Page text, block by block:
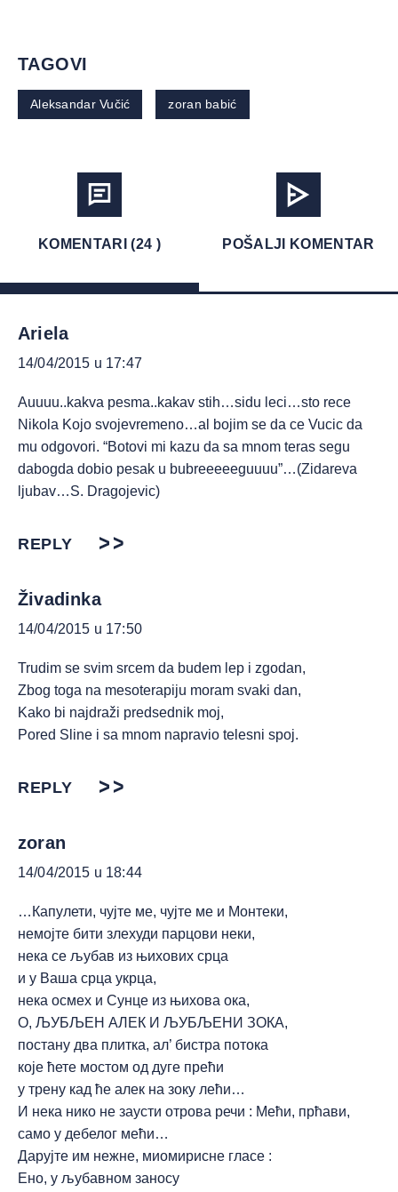
TAGOVI
Aleksandar Vučić zoran babić
KOMENTARI (24 ) POŠALJI KOMENTAR
Ariela
14/04/2015 u 17:47
Auuuu..kakva pesma..kakav stih…sidu leci…sto rece
Nikola Kojo svojevremeno…al bojim se da ce Vucic da
mu odgovori. “Botovi mi kazu da sa mnom teras segu
dabogda dobio pesak u bubreeeeeguuuu”…(Zidareva
ljubav…S. Dragojevic)
REPLY
Živadinka
14/04/2015 u 17:50
Trudim se svim srcem da budem lep i zgodan,
Zbog toga na mesoterapiju moram svaki dan,
Kako bi najdraži predsednik moj,
Pored Sline i sa mnom napravio telesni spoj.
REPLY
zoran
14/04/2015 u 18:44
…Капулети, чујте ме, чујте ме и Монтеки,
немојте бити злехуди парцови неки,
нека се љубав из њихових срца
и у Ваша срца укрца,
нека осмех и Сунце из њихова ока,
О, ЉУБЉЕН АЛЕК И ЉУБЉЕНИ ЗОКА,
постану два плитка, ал’ бистра потока
које ћете мостом од дуге прећи
у трену кад ће алек на зоку лећи…
И нека нико не заусти отрова речи : Мећи, прћави,
само у дебелог мећи…
Дарујте им нежне, миомирисне гласе :
Ено, у љубавном заносу